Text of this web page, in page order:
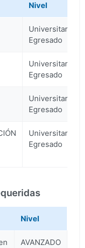
Nivel
Universitario
Egresado
Universitario
Egresado
Universitario
Egresado
Universitario
Egresado
Nivel
AVANZADO